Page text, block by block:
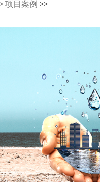
项目案例 >>